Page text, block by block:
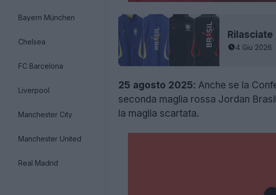
Bayern München
Chelsea
FC Barcelona
Liverpool
Manchester City
Manchester United
Real Madrid
4 Giu 2026
25 agosto 2025: Anche se la
seconda maglia rossa Jordan
la maglia scartata.